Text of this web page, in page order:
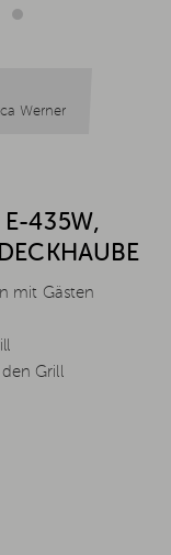
Werner
E-435W,
mit Gästen
Grill